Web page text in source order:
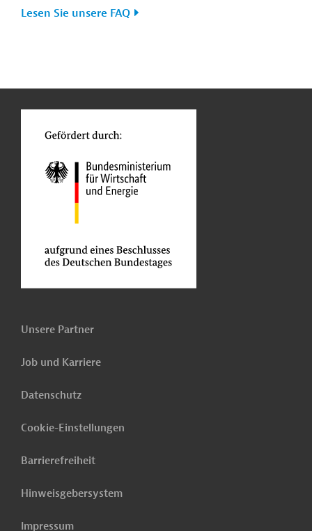
Lesen Sie unsere FAQ
Unsere Partner
Job und Karriere
Datenschutz
Cookie-Einstellungen
Barrierefreiheit
Hinweisgebersystem
Impressum